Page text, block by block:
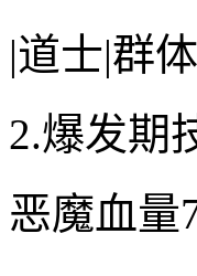
|道士|群
2.爆发期
恶魔血量